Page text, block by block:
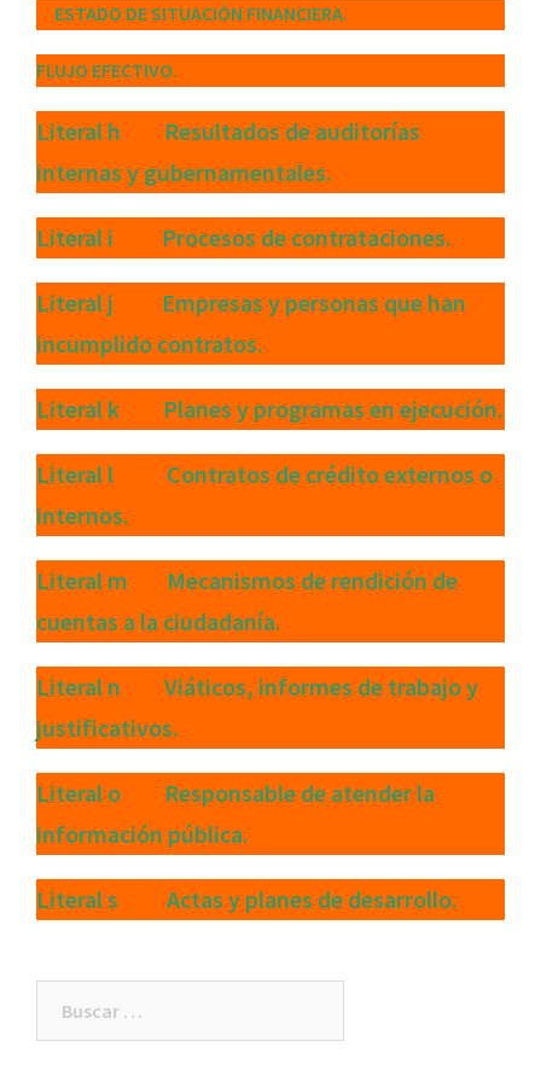
ESTADO DE SITUACIÓN FINANCIERA.
FLUJO EFECTIVO.
Literal h Resultados de auditorías
internas y gubernamentales.
Literal i Procesos de contrataciones.
Literal j Empresas y personas que han
incumplido contratos.
Literal k Planes y programas en ejecución.
Literal l Contratos de crédito externos o
internos.
Literal m Mecanismos de rendición de
cuentas a la ciudadanía.
Literal n Viáticos, informes de trabajo y
justificativos.
Literal o Responsable de atender la
información pública.
Literal s Actas y planes de desarrollo.